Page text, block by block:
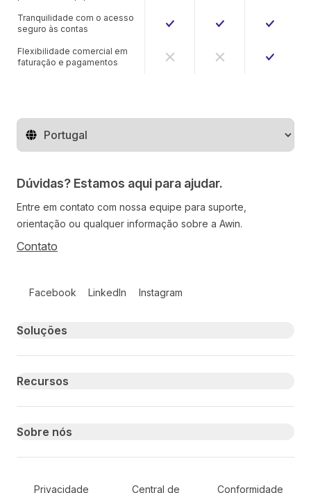
Tranquilidade com o acesso
seguro às contas
Flexibilidade comercial em
faturação e pagamentos
Mude o território
Dúvidas? Estamos aqui para ajudar.
Entre em contato com nossa equipe para suporte,
orientação ou qualquer informação sobre a Awin.
Contato
Facebook LinkedIn Instagram
Primary footer navigation
Soluções
Recursos
Sobre nós
Secondary Footer Navigation
Privacidade Central de Conformidade